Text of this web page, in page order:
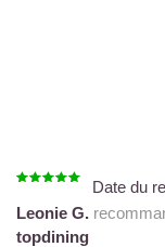
Date du
Leonie G.
topdining